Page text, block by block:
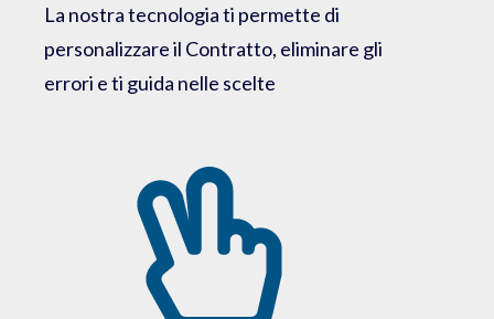
La nostra tecnologia ti permette di
personalizzare il Contratto, eliminare gli
errori e ti guida nelle scelte